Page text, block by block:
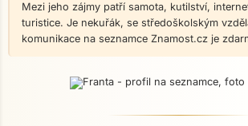
Mezi jeho zájmy patří samota, kutilství,
turistice. Je nekuřák, se středoškolským
komunikace na seznamce Znamost.cz je